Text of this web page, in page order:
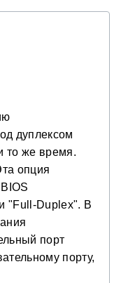
дуплексом
то же время.
опция
"Full-Duplex". В
порт
порту,